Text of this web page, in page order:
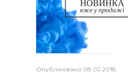
Опубліковано 08.02.2018